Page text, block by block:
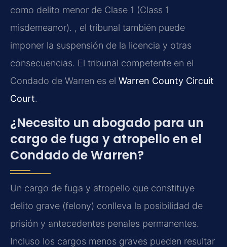
como delito menor de Clase 1 (Class 1
misdemeanor). , el tribunal también puede
imponer la suspensión de la licencia y otras
consecuencias. El tribunal competente en el
Condado de Warren es el Warren County Circuit
Court.
¿Necesito un abogado para un
cargo de fuga y atropello en el
Condado de Warren?
Un cargo de fuga y atropello que constituye
delito grave (felony) conlleva la posibilidad de
prisión y antecedentes penales permanentes.
Incluso los cargos menos graves pueden resultar